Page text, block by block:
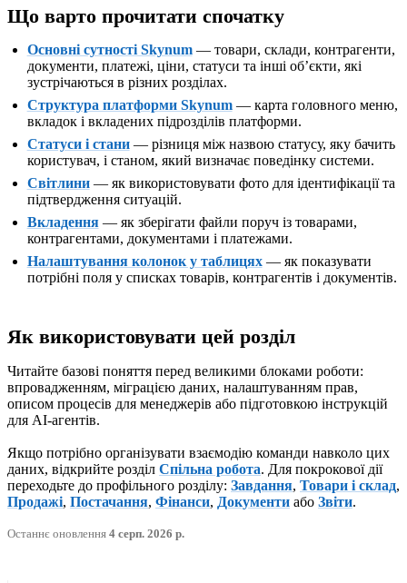
Що варто прочитати спочатку
Основні сутності Skynum— товари, склади, контрагенти,
документи, платежі, ціни, статуси та інші обʼєкти, які
зустрічаються в різних розділах.
Структура платформи Skynum— карта головного меню,
вкладок і вкладених підрозділів платформи.
Статуси і стани— різниця між назвою статусу, яку бачить
користувач, і станом, який визначає поведінку системи.
Світлини— як використовувати фото для ідентифікації та
підтвердження ситуацій.
Вкладення— як зберігати файли поруч із товарами,
контрагентами, документами і платежами.
Налаштування колонок у таблицях— як показувати
потрібні поля у списках товарів, контрагентів і документів.
Як використовувати цей розділ
Читайте базові поняття перед великими блоками роботи:
впровадженням, міграцією даних, налаштуванням прав,
описом процесів для менеджерів або підготовкою інструкцій
для AI-агентів.
Якщо потрібно організувати взаємодію команди навколо цих
даних, відкрийте розділ Спільна робота. Для покрокової дії
переходьте до профільного розділу: Завдання, Товари і склад,
Продажі, Постачання, Фінанси, Документи або Звіти.
Останнє оновлення 4 серп. 2026 р.